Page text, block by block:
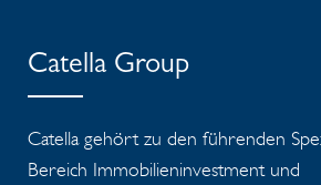
Catella Group
Catella gehört zu den führenden
Bereich Immobilieninvestment und